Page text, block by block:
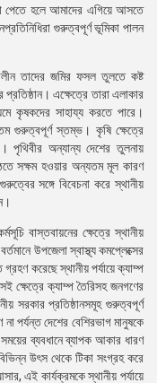
পেতে হলে আমাদের এগিয়ে আসতে
গুরুত্বপূর্ণ ভূমিকা পালন
তাদের জমির ফসল তুলতে কষ্ট
এক্ষেত্রে তারা এলাকার
কৃষকদের সাহায্য করতে পারে।
গুরুত্বপূর্ণ স্তম্ভ। কৃষি ক্ষেত্রে
পৃথিবীর অন্যান্য দেশের তুলনায়
সক্ষম হওয়ার অন্যতম মূল কারণ
সঙ্গে বিবেচনা করে স্থানীয়
বাস্তবায়নের ক্ষেত্রে স্থানীয়
উপজেলা স্বাস্থ্য কমপ্লেক্সের
করেছে স্থানীয় পর্যায়ে ক্যাম্প
ক্ষেত্রে ক্যাম্প তৈরিসহ জনগণের
সরকার প্রতিষ্ঠানসমূহ গুরুত্বপূর্ণ
পর্যন্ত দেশের বেশিরভাগ মানুষকে
ব্যবধানে ব্যাপক আকার ধারণ
উৎস থেকে টিকা সংগ্রহ করে
এই কার্যক্রমকে স্থানীয় পর্যায়ে